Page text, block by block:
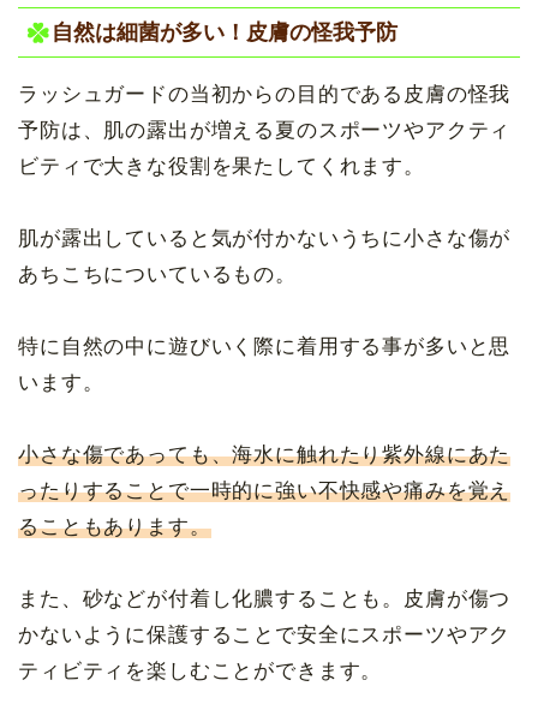
自然は細菌が多い！皮膚の怪我予防
ラッシュガードの当初からの目的である皮膚の怪我
予防は、肌の露出が増える夏のスポーツやアクティ
ビティで大きな役割を果たしてくれます。
肌が露出していると気が付かないうちに小さな傷が
あちこちについているもの。
特に自然の中に遊びいく際に着用する事が多いと思
います。
小さな傷であっても、海水に触れたり紫外線にあた
ったりすることで一時的に強い不快感や痛みを覚え
ることもあります。
また、砂などが付着し化膿することも。皮膚が傷つ
かないように保護することで安全にスポーツやアク
ティビティを楽しむことができます。